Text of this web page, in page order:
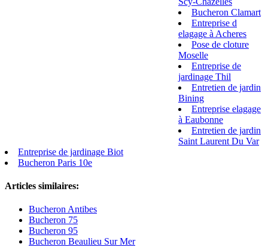
Bucheron Clamart
Entreprise d
elagage à Acheres
Pose de cloture
Moselle
Entreprise de
jardinage Thil
Entretien de jardin
Bining
Entreprise elagage
à Eaubonne
Entretien de jardin
Saint Laurent Du Var
Entreprise de jardinage Biot
Bucheron Paris 10e
Articles similaires:
Bucheron Antibes
Bucheron 75
Bucheron 95
Bucheron Beaulieu Sur Mer